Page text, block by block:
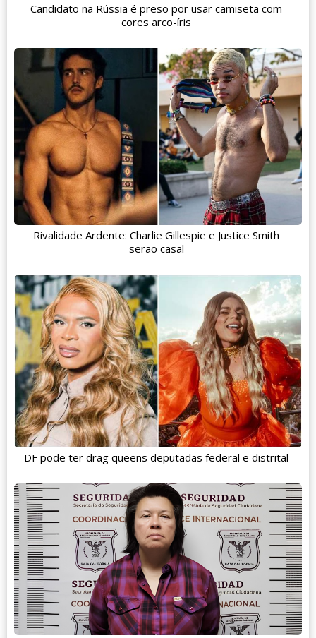
Candidato na Rússia é preso por usar camiseta com
cores arco-íris
Rivalidade Ardente: Charlie Gillespie e Justice Smith
serão casal
DF pode ter drag queens deputadas federal e distrital